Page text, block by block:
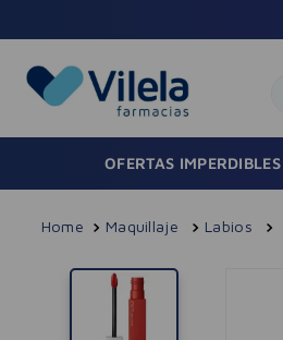
OFERTAS IMPERDIBLES
Maquillaje Labios